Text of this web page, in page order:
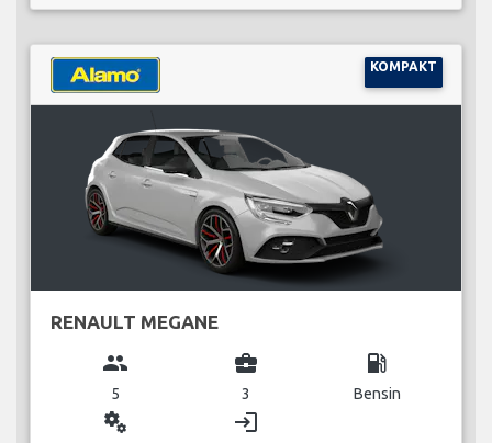
KOMPAKT
RENAULT MEGANE
group
5
business_center
3
local_gas_station
Bensin
miscellaneous_services login